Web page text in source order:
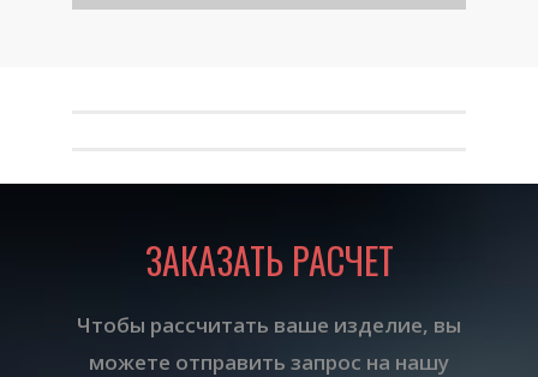
ЗАКАЗАТЬ РАСЧЕТ
Чтобы рассчитать ваше изделие, вы
можете отправить запрос на нашу